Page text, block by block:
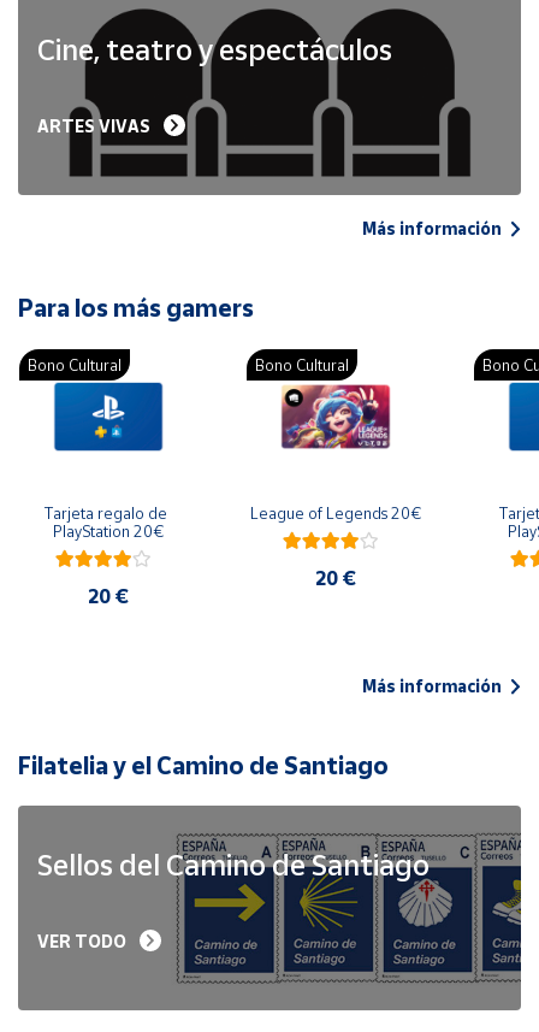
Cine, teatro y espectáculos
ARTES VIVAS
Más información
Para los más gamers
Bono Cultural
Tarjeta regalo de
PlayStation 20€
20 €
Bono Cultural
League of Legends 20€
20 €
Bono
Más información
Filatelia y el Camino de Santiago
Sellos del Camino de Santiago
VER TODO